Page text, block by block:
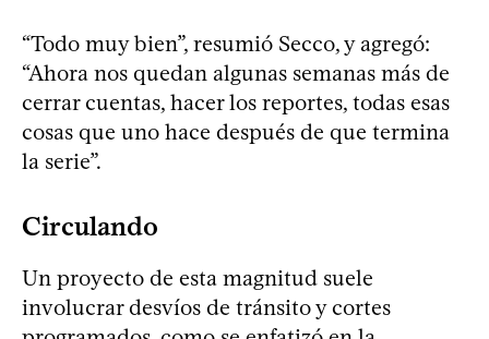
“Todo muy bien”, resumió Secco, y agregó:
“Ahora nos quedan algunas semanas más de
cerrar cuentas, hacer los reportes, todas esas
cosas que uno hace después de que termina
la serie”.
Circulando
Un proyecto de esta magnitud suele
involucrar desvíos de tránsito y cortes